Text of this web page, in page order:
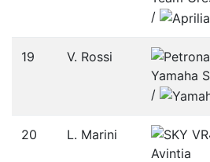
/­
19 V. Rossi
/­
20 L. Marini